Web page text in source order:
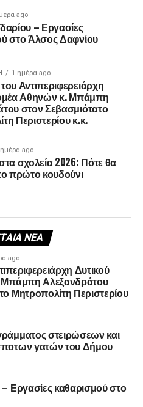
ago
– Εργασίες
στο Άλσος Δαφνίου
1 ημέρα ago
Αντιπεριφερειάρχη
Αθηνών κ. Μπάμπη
στον Σεβασμιότατο
Περιστερίου κ.κ.
ago
σχολεία 2026: Πότε θα
πρώτο κουδούνι
ΝΈΑ
ago
Δυτικού
Αλεξανδράτου
Μητροπολίτη Περιστερίου
στειρώσεων και
γατών του Δήμου
Εργασίες καθαρισμού στο